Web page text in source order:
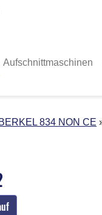
Aufschnittmaschinen
BERKEL 834 NON CE